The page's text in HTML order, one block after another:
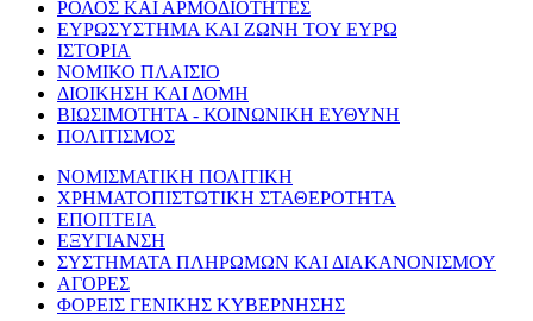
ΡΟΛΟΣ ΚΑΙ ΑΡΜΟΔΙΟΤΗΤΕΣ
ΕΥΡΩΣΥΣΤΗΜΑ ΚΑΙ ΖΩΝΗ ΤΟΥ ΕΥΡΩ
ΙΣΤΟΡΙΑ
ΝΟΜΙΚΟ ΠΛΑΙΣΙΟ
ΔΙΟΙΚΗΣΗ ΚΑΙ ΔΟΜΗ
ΒΙΩΣΙΜΟΤΗΤΑ - ΚΟΙΝΩΝΙΚΗ ΕΥΘΥΝΗ
ΠΟΛΙΤΙΣΜΟΣ
ΝΟΜΙΣΜΑΤΙΚΗ ΠΟΛΙΤΙΚΗ
ΧΡΗΜΑΤΟΠΙΣΤΩΤΙΚΗ ΣΤΑΘΕΡΟΤΗΤΑ
ΕΠΟΠΤΕΙΑ
ΕΞΥΓΙΑΝΣΗ
ΣΥΣΤΗΜΑΤΑ ΠΛΗΡΩΜΩΝ ΚΑΙ ΔΙΑΚΑΝΟΝΙΣΜΟΥ
ΑΓΟΡΕΣ
ΦΟΡΕΙΣ ΓΕΝΙΚΗΣ ΚΥΒΕΡΝΗΣΗΣ